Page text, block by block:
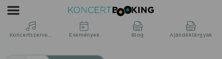
Blog:
hangőr
egyesületKoncertszervezés Események Blog Ajándéktárgyak